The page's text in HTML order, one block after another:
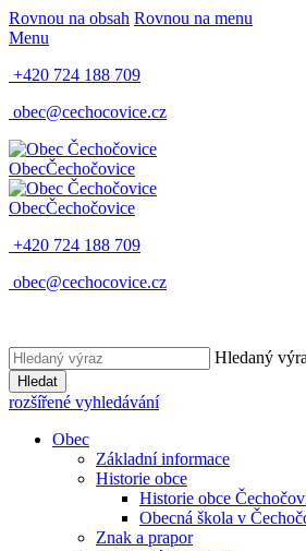
Rovnou na obsah Rovnou na menu
Menu
+420 724 188 709
obec@cechocovice.cz
ObecČechočovice
ObecČechočovice
+420 724 188 709
obec@cechocovice.cz
Hledaný
Hledat
rozšířené vyhledávání
Obec
Základní informace
Historie obce
Historie obce
Obecná škola v
Znak a prapor